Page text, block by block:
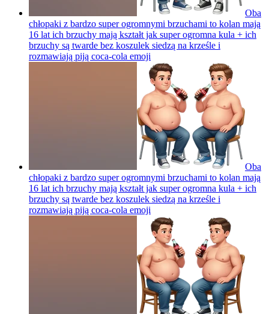
Oba
chłopaki z bardzo super ogromnymi brzuchami to kolan mają
16 lat ich brzuchy mają kształt jak super ogromna kula + ich
brzuchy są twarde bez koszulek siedzą na krześle i
rozmawiają piją coca-cola emoji
Oba
chłopaki z bardzo super ogromnymi brzuchami to kolan mają
16 lat ich brzuchy mają kształt jak super ogromna kula + ich
brzuchy są twarde bez koszulek siedzą na krześle i
rozmawiają piją coca-cola emoji